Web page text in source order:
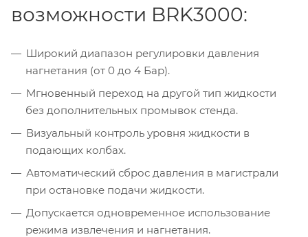
возможности BRK3000:
Широкий диапазон регулировки давления
нагнетания (от 0 до 4 Бар).
Мгновенный переход на другой тип жидкости
без дополнительных промывок стенда.
Визуальный контроль уровня жидкости в
подающих колбах.
Автоматический сброс давления в магистрали
при остановке подачи жидкости.
Допускается одновременное использование
режима извлечения и нагнетания.